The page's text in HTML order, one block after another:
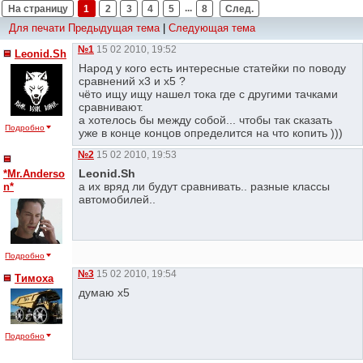
На страницу
1 2 3 4 5 ... 8 След.
Для печати Предыдущая тема| Следующая тема
Leonid.Sh
Подробно
№1 15 02 2010, 19:52
Народ у кого есть интересные статейки по поводу
сравнений х3 и х5 ?
чёто ищу ищу нашел тока где с другими тачками
сравнивают.
а хотелось бы между собой... чтобы так сказать
уже в конце концов определится на что копить )))
*Mr.Anderso
n*
Подробно
№2 15 02 2010, 19:53
Leonid.Sh
а их вряд ли будут сравнивать.. разные классы
автомобилей..
Тимоха
Подробно
№3 15 02 2010, 19:54
думаю х5